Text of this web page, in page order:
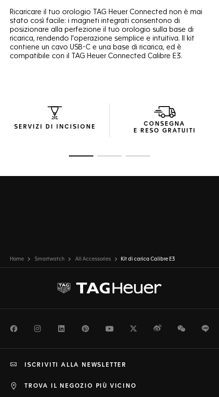
Ricaricare il tuo orologio TAG Heuer Connected non è mai
stato così facile: i magneti integrati consentono di
posizionare alla perfezione il tuo orologio sulla base di
ricarica, rendendo l'operazione semplice e intuitiva. Il kit
contiene un cavo USB-C e una base di ricarica, ed è
compatibile con il TAG Heuer Connected Calibre E3.
SERVIZI DI INCISIONE
CONSEGNA
E RESO GRATUITI
Home Smartwatch All Accessories Kit di carica Calibre E3
FacebookInstagramLinkedInPinterestYoutubeTwitterWeiboWeChat
TROVA IL NEGOZIO PIÙ VICINO
ISCRIVITI ALLA NEWSLETTER